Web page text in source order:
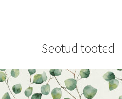
Seotud tooted